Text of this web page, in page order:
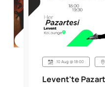
10 Aug @ 18:00
Levent'te